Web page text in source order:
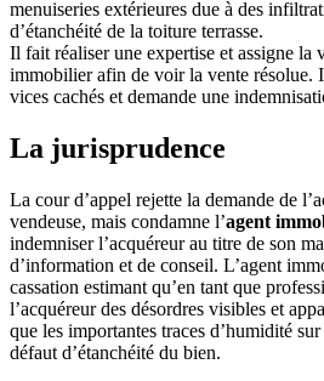
menuiseries extérieures due à des
d’étanchéité de la toiture terrasse.
Il fait réaliser une expertise et assigne la
immobilier afin de voir la vente résolue.
vices cachés et demande une
La jurisprudence
La cour d’appel rejette la demande de
vendeuse, mais condamne l’agent
indemniser l’acquéreur au titre de son
d’information et de conseil. L’agent
cassation estimant qu’en tant que
l’acquéreur des désordres visibles et
que les importantes traces d’humidité
défaut d’étanchéité du bien.